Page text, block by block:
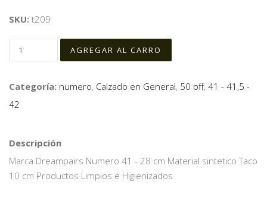
SKU: t209
Categoría: numero, Calzado en General, 50 off, 41 - 41,5 -
42
Descripción
Marca Dreampairs Numero 41 - 28 cm Material sintetico Taco
10 cm Productos Limpios e Higienizados